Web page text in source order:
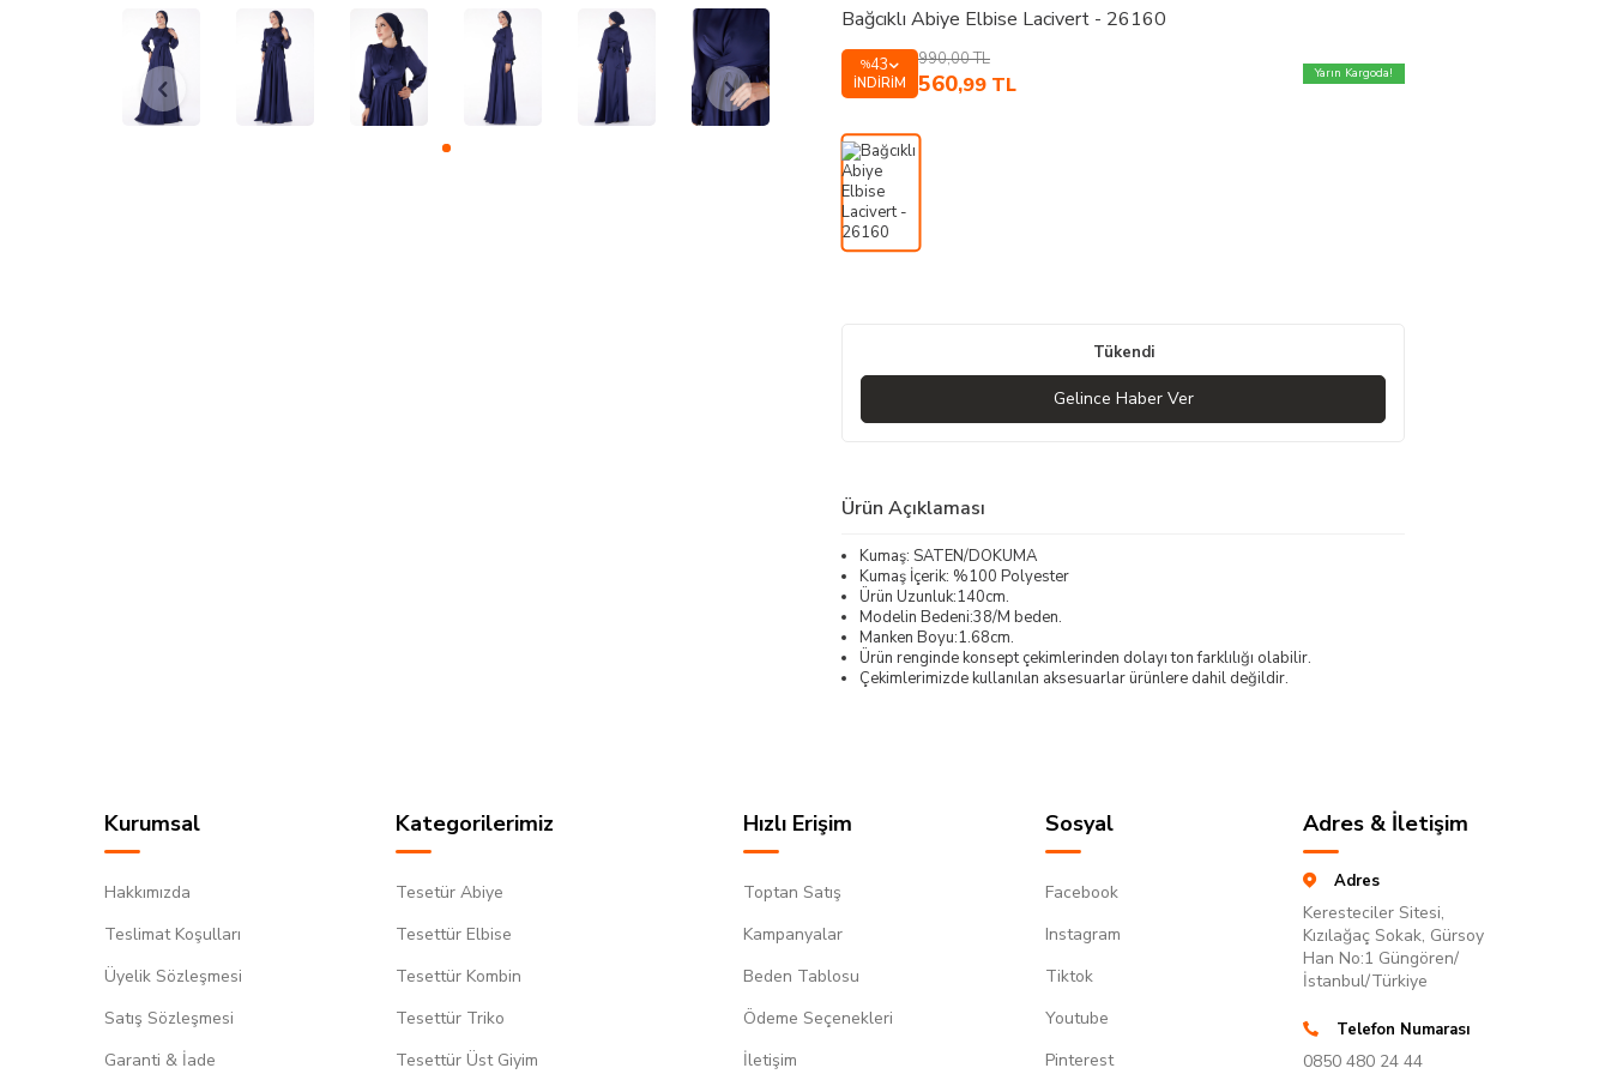
Bağcıklı Abiye Elbise Lacivert - 26160
%43
İNDIRIM
990,00TL
560,99 TL Yarın Kargoda!
Tükendi
Gelince Haber Ver
Ürün Açıklaması
Kumaş: SATEN/DOKUMA
Kumaş İçerik: %100 Polyester
Ürün Uzunluk:140cm.
Modelin Bedeni:38/M beden.
Manken Boyu:1.68cm.
Ürün renginde konsept çekimlerinden dolayı ton farklılığı olabilir.
Çekimlerimizde kullanılan aksesuarlar ürünlere dahil değildir.
Kurumsal
Hakkımızda
Teslimat Koşulları
Üyelik Sözleşmesi
Satış Sözleşmesi
Garanti & İade
Kategorilerimiz
Tesetür Abiye
Tesettür Elbise
Tesettür Kombin
Tesettür Triko
Tesettür Üst Giyim
Hızlı Erişim
Toptan Satış
Kampanyalar
Beden Tablosu
Ödeme Seçenekleri
İletişim
Sosyal
Facebook
Instagram
Tiktok
Youtube
Pinterest
Adres & İletişim
Adres
Keresteciler Sitesi,
Kızılağaç Sokak, Gürsoy
Han No:1 Güngören/
İstanbul/Türkiye
Telefon Numarası
0850 480 24 44